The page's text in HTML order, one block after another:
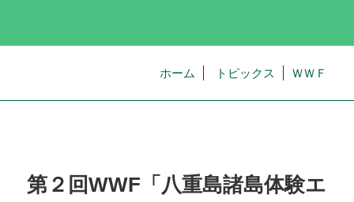
ホーム トピックス ＷＷＦ
第２回WWF「八重島諸島体験エ